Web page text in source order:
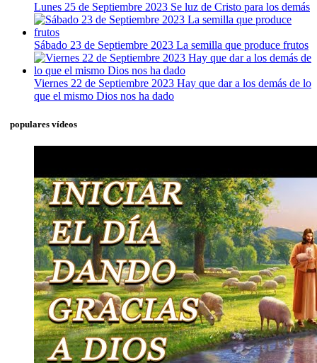
Lunes 25 de Septiembre 2023 Se luz de Cristo para los demás
Sábado 23 de Septiembre 2023 La semilla que produce frutos
Viernes 22 de Septiembre 2023 Hay que dar a los demás de lo
que el mismo Dios nos ha dado
populares vídeos